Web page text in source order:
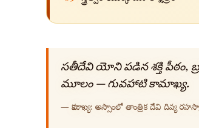
సతీదేవి యోని పడిన శక్తి పీఠం,
మూలం — గువహాటి కామాఖ్య.
—కామాఖ్య: అస్సాంలో తాంత్రిక దేవి దివ్య